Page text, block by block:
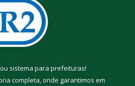
ou sistema para prefeituras!
completa, onde garantimos em